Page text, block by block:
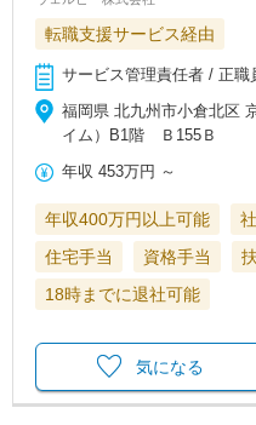
転職支援サービス経由
サービス管理責任者 / 正職
福岡県 北九州市小倉北区
イム）B1階 Ｂ155Ｂ
年収 453万円 ～
年収400万円以上可能
住宅手当
資格手当
18時までに退社可能
気になる